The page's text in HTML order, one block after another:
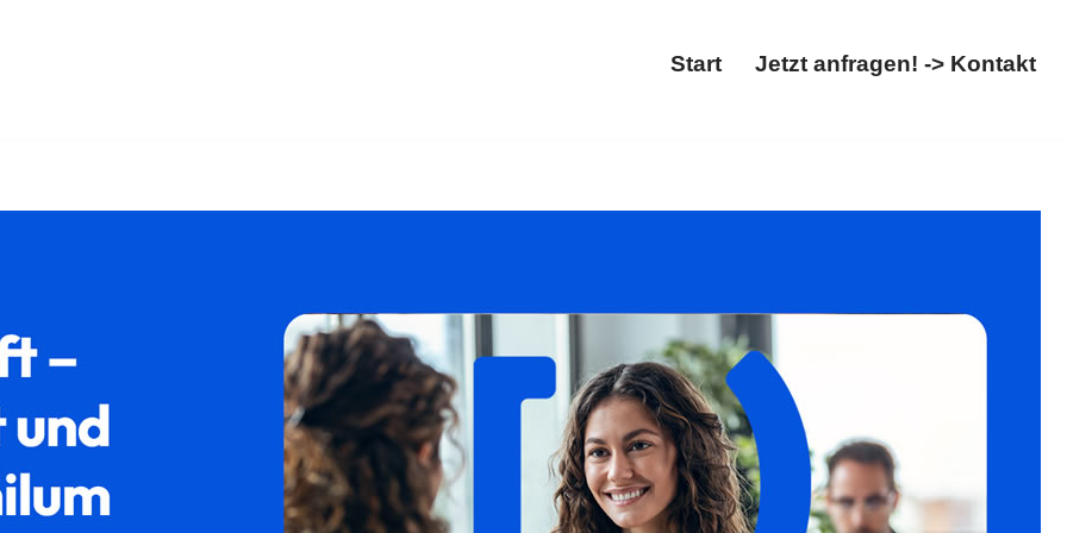
Start Jetzt anfragen! -> Kontakt
finden Sie ➡️ 𝐟𝐚𝐦𝐢𝐥𝐮𝐦, Ihr Rechtsanwalt in 85625 Glonn. Hoffentlich sehen wir uns bald ✉.